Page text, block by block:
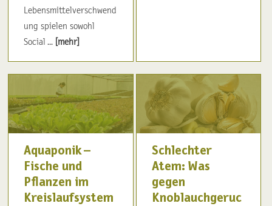
Lebensmittelverschwend
ung spielen sowohl
Social ... [mehr]
Aquaponik –
Fische und
Pflanzen im
Kreislaufsystem
Schlechter
Atem: Was
gegen
Knoblauchgeruc